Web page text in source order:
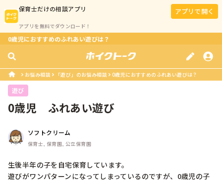
保育士だけの相談アプリ
アプリを無料でダウンロード！
アプリで開く
0歳児におすすめのふれあい遊びは？
お悩み相談 「遊び」のお悩み相談 0歳児におすすめのふれあい遊びは？
遊び
0歳児　ふれあい遊び
ソフトクリーム
保育士, 保育園, 公立保育園
生後半年の子を自宅保育しています。
遊びがワンパターンになってしまっているのですが、0歳児の子